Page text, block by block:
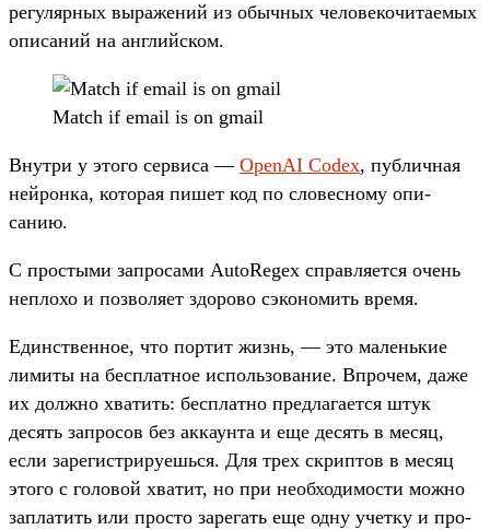
регуляр­ных выраже­ний из обыч­ных челове­кочи­таемых
опи­саний на англий­ском.
Match if email is on gmail
Внут­ри у это­го сер­виса — OpenAI Codex, пуб­личная
ней­рон­ка, которая пишет код по сло­вес­ному опи­
санию.
С прос­тыми зап­росами AutoRegex справ­ляет­ся очень
неп­лохо и поз­воля­ет здо­рово сэконо­мить вре­мя.
Единс­твен­ное, что пор­тит жизнь, — это малень­кие
лимиты на бес­плат­ное исполь­зование. Впро­чем, даже
их дол­жно хва­тить: бес­плат­но пред­лага­ется штук
десять зап­росов без акка­унта и еще десять в месяц,
если зарегис­три­руешь­ся. Для трех скрип­тов в месяц
это­го с головой хва­тит, но при необ­ходимос­ти мож­но
зап­латить или прос­то зарегать еще одну учет­ку и про­